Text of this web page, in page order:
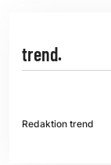
trend.
Redaktion trend